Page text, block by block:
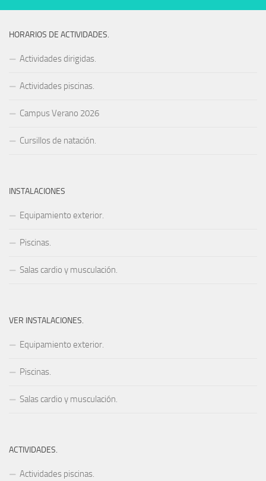
HORARIOS DE ACTIVIDADES.
Actividades dirigidas.
Actividades piscinas.
Campus Verano 2026
Cursillos de natación.
INSTALACIONES
Equipamiento exterior.
Piscinas.
Salas cardio y musculación.
VER INSTALACIONES.
Equipamiento exterior.
Piscinas.
Salas cardio y musculación.
ACTIVIDADES.
Actividades piscinas.